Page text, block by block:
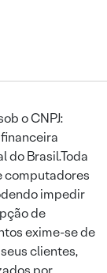
o CNPJ:
do Brasil.Toda
computadores
impedir
de
exime-se de
clientes,